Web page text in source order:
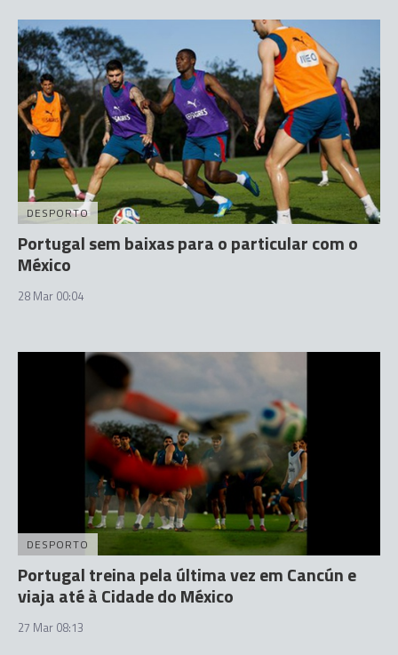
DESPORTO
Portugal sem baixas para o particular com o
México
28 Mar 00:04
DESPORTO
Portugal treina pela última vez em Cancún e
viaja até à Cidade do México
27 Mar 08:13